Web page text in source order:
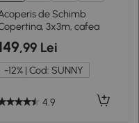
1+
de Schimb
3x3m, cafea
,99 Lei
-12% | Cod: SUNNY
4.9